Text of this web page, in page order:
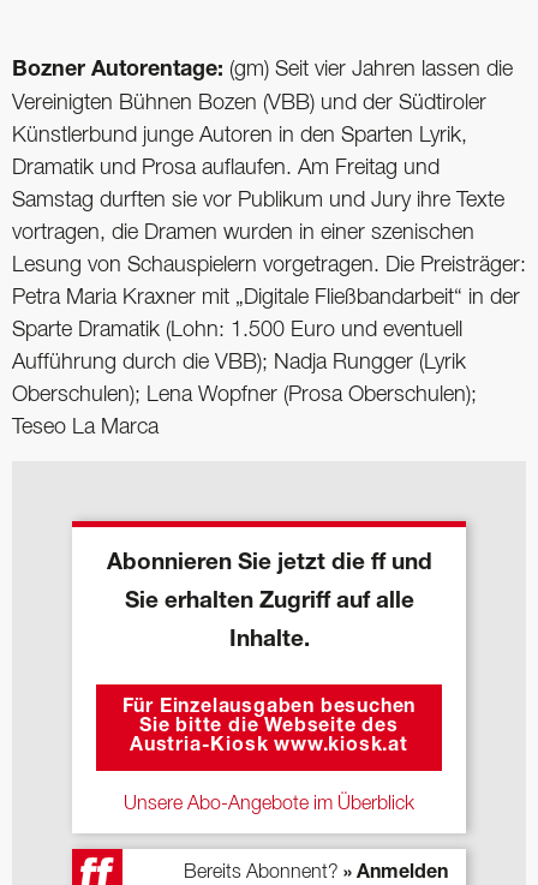
Bozner Autorentage: (gm) Seit vier Jahren lassen die
Vereinigten Bühnen Bozen (VBB) und der Südtiroler
Künstlerbund junge Autoren in den Sparten Lyrik,
Dramatik und Prosa auflaufen. Am Freitag und
Samstag durften sie vor Publikum und Jury ihre Texte
vortragen, die Dramen wurden in einer szenischen
Lesung von Schauspielern vorgetragen. Die Preisträger:
Petra Maria Kraxner mit „Digitale Fließbandarbeit“ in der
Sparte Dramatik (Lohn: 1.500 Euro und eventuell
Aufführung durch die VBB); Nadja Rungger (Lyrik
Oberschulen); Lena Wopfner (Prosa Oberschulen);
Teseo La Marca
Abonnieren Sie jetzt die ff und
Sie erhalten Zugriff auf alle
Inhalte.
Für Einzelausgaben besuchen
Sie bitte die Webseite des
Austria-Kiosk www.kiosk.at
Unsere Abo-Angebote im Überblick
Bereits Abonnent? » Anmelden